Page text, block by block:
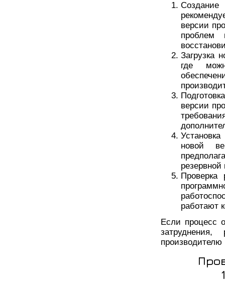
версии
проблем
Загрузка
где
версии
новой
Проверка
работают
Если процесс
затруднения,